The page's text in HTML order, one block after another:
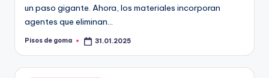
un paso gigante. Ahora, los materiales incorporan
agentes que eliminan…
Publicado
Pisos de goma 31.01.2025